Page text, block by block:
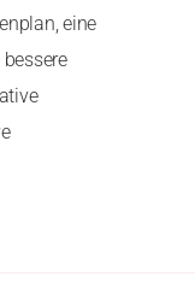
eine